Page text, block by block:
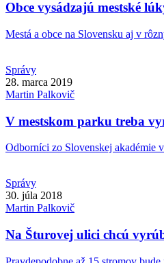
Obce vysádzajú mestské
Mestá a obce na Slovensku aj v
Správy
28. marca 2019
Martin Palkovič
V mestskom parku treba
Odborníci zo Slovenskej akadémie
Správy
30. júla 2018
Martin Palkovič
Na Šturovej ulici chcú